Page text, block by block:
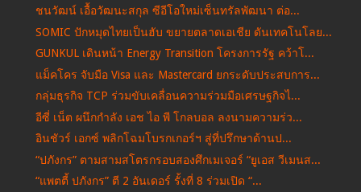
ชนวัฒน์ เอื้อวัฒนะสกุล ซีอีโอใหม่เซ็นทรัลพัฒนา ต่อ...
SOMIC ปักหมุดไทยเป็นฮับ ขยายตลาดเอเชีย ดันเทคโนโลย...
GUNKUL เดินหน้า Energy Transition โครงการรัฐ คว้าโ...
แม็คโคร จับมือ Visa และ Mastercard ยกระดับประสบการ...
กลุ่มธุรกิจ TCP ร่วมขับเคลื่อนความร่วมมือเศรษฐกิจไ...
อีซี่ เน็ต ผนึกกำลัง เอช ไอ พี โกลบอล ลงนามความร่ว...
อินชัวร์ เอกซ์ พลิกโฉมโบรกเกอร์ฯ สู่ที่ปรึกษาด้านป...
“ปภังกร” ตามสามสโตรกรอบสองศึกเมเจอร์ “ยูเอส วีเมนส...
“แพตตี้ ปภังกร” ตี 2 อันเดอร์ รั้งที่ 8 ร่วมเปิด “...